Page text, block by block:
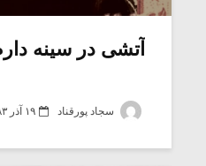
آتشی در سینه
سجاد پورقناد ۱۹ آذر ۱۳۸۳